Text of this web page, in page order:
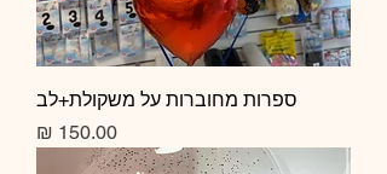
ספרות מחוברות על משקולת+לב
מחיר